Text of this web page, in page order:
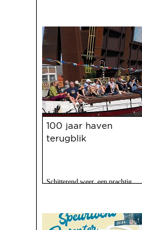
21 mei 2025
100 jaar haven
terugblik
Schitterend weer, een prachtig
op 10 mei jl. van 100 jaar Haven
was een ongekend succes.